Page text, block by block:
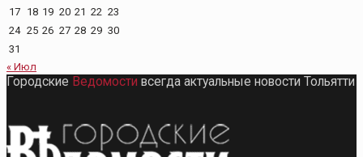
17 18 19 20 21 22 23
24 25 26 27 28 29 30
31
« Июл
Городские Ведомости всегда актуальные новости Тольятти